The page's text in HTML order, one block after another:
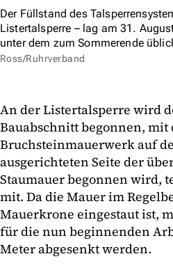
Der Füllstand des
Listertalsperre – lag am 31.
unter dem zum Sommerende
Ross/Ruhrverband
An der Listertalsperre wird
Bauabschnitt begonnen, mit
Bruchsteinmauerwerk auf
ausgerichteten Seite der
Staumauer begonnen wird,
mit. Da die Mauer im
Mauerkrone eingestaut ist,
für die nun beginnenden
Meter abgesenkt werden.